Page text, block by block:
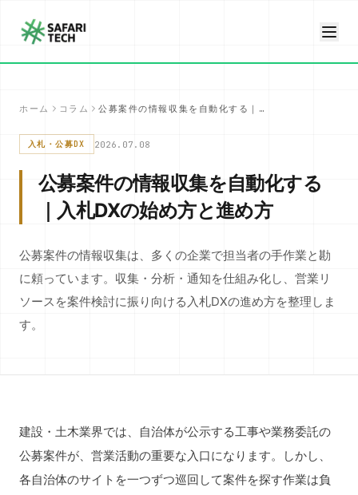
ホーム コラム 公募案件の情報収集を自動化する｜入札DXの始め方と進め方
入札・公募DX 2026.07.08
公募案件の情報収集を自動化する
｜入札DXの始め方と進め方
公募案件の情報収集は、多くの企業で担当者の手作業と勘
に頼っています。収集・分析・通知を仕組み化し、営業リ
ソースを案件検討に振り向ける入札DXの進め方を整理しま
す。
建設・土木業界では、自治体が公示する工事や業務委託の
公募案件が、営業活動の重要な入口になります。しかし、
各自治体のサイトを一つずつ巡回して案件を探す作業は負